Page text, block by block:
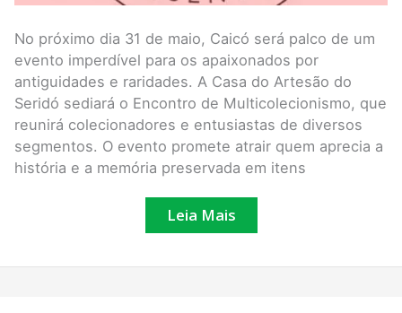
No próximo dia 31 de maio, Caicó será palco de um
evento imperdível para os apaixonados por
antiguidades e raridades. A Casa do Artesão do
Seridó sediará o Encontro de Multicolecionismo, que
reunirá colecionadores e entusiastas de diversos
segmentos. O evento promete atrair quem aprecia a
história e a memória preservada em itens
Leia Mais